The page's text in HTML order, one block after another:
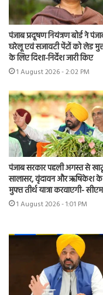
पंजाब प्रदूषण नियंत्रण बोर्ड ने
घरेलू एवं सजावटी पेंटों को लेड
के लिए दिशा-निर्देश जारी किए
1 August 2026 - 2:02 PM
पंजाब सरकार पहली अगस्त से
सालासर, वृंदावन और ऋषिकेश
मुफ्त तीर्थ यात्रा करवाएगी-
1 August 2026 - 1:01 PM